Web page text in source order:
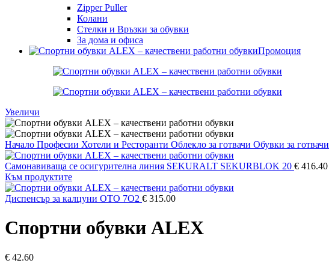
Zipper Puller
Колани
Стелки и Връзки за обувки
За дома и офиса
Промоция
Увеличи
Начало Професии Хотели и Ресторанти Облекло за готвачи Обувки за готвачи
Самонавиваща се осигурителна линия SEKURALT SEKURBLOK 20 € 416.40
Към продуктите
Диспенсър за калцуни OTO 7О2 € 315.00
Спортни обувки ALEX
€ 42.60